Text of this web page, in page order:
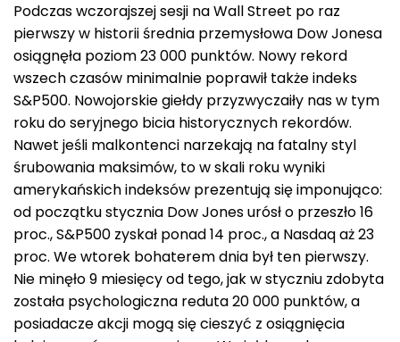
Podczas wczorajszej sesji na Wall Street po raz
pierwszy w historii średnia przemysłowa Dow Jonesa
osiągnęła poziom 23 000 punktów. Nowy rekord
wszech czasów minimalnie poprawił także indeks
S&P500. Nowojorskie giełdy przyzwyczaiły nas w tym
roku do seryjnego bicia historycznych rekordów.
Nawet jeśli malkontenci narzekają na fatalny styl
śrubowania maksimów, to w skali roku wyniki
amerykańskich indeksów prezentują się imponująco:
od początku stycznia Dow Jones urósł o przeszło 16
proc., S&P500 zyskał ponad 14 proc., a Nasdaq aż 23
proc. We wtorek bohaterem dnia był ten pierwszy.
Nie minęło 9 miesięcy od tego, jak w styczniu zdobyta
została psychologiczna reduta 20 000 punktów, a
posiadacze akcji mogą się cieszyć z osiągnięcia